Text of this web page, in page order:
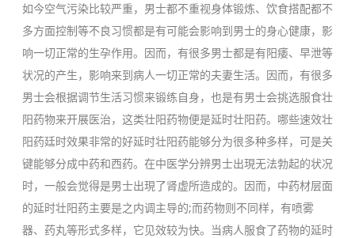
如今空气污染比较严重，男士都不重视身体锻炼、饮食搭配都不
多方面控制等不良习惯都是有可能会影响到男士的身心健康，影
响一切正常的生孕作用。因而，有很多男士都是有阳痿、早泄等
状况的产生，影响来到病人一切正常的夫妻生活。因而，有很多
男士会根据调节生活习惯来锻练自身，也是有男士会挑选服食壮
阳药物来开展医治，这类壮阳药物便是延时壮阳药。哪些速效壮
阳药廷时效果非常的好延时壮阳药能够分为很多种多样，可是关
键能够分成中药和西药。在中医学分辨男士出現无法勃起的状况
时，一般会觉得是男士出現了肾虚所造成的。因而，中药材层面
的延时壮阳药主要是之内调主导的;而药物则不同样，有喷雾
器、药丸等形式多样，它见效较为快。当病人服食了药物的延时